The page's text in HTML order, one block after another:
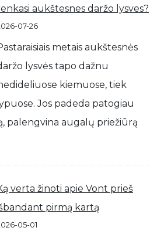
aukštesnes daržo lysves?
07-26
metais aukštesnės
lysvės tapo dažnu
kiemuose, tiek
Jos padeda patogiau
palengvina augalų priežiūrą
verta žinoti apie Vont prieš
pirmą kartą
05-01